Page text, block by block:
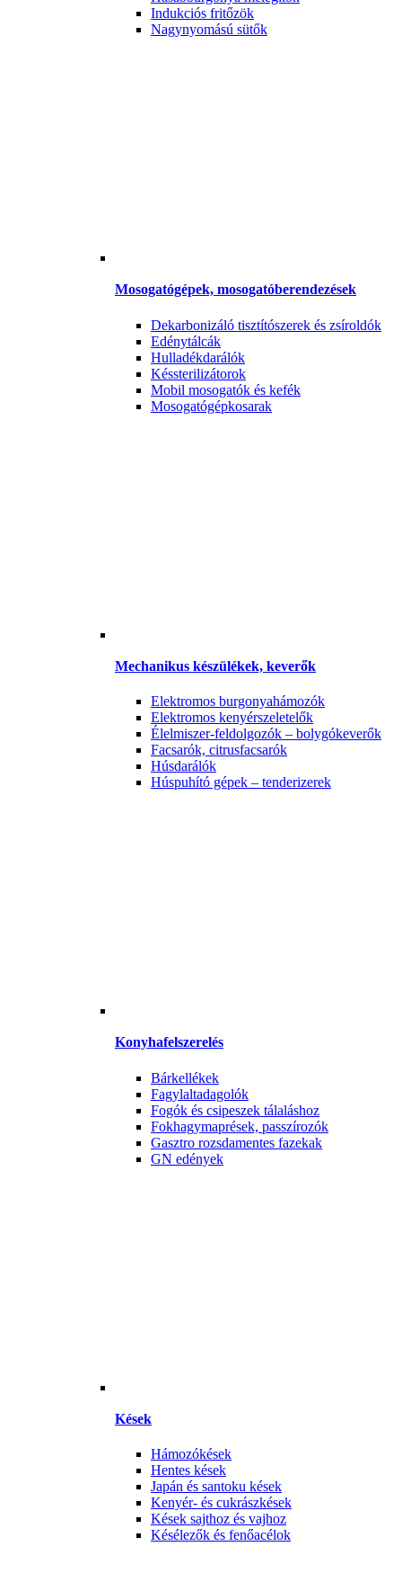
Indukciós fritőzök
Nagynyomású sütők
Mosogatógépek, mosogatóberendezések
Dekarbonizáló tisztítószerek és zsíroldók
Edénytálcák
Hulladékdarálók
Késsterilizátorok
Mobil mosogatók és kefék
Mosogatógépkosarak
Mechanikus készülékek, keverők
Elektromos burgonyahámozók
Elektromos kenyérszeletelők
Élelmiszer-feldolgozók – bolygókeverők
Facsarók, citrusfacsarók
Húsdarálók
Húspuhító gépek – tenderizerek
Konyhafelszerelés
Bárkellékek
Fagylaltadagolók
Fogók és csipeszek tálaláshoz
Fokhagymaprések, passzírozók
Gasztro rozsdamentes fazekak
GN edények
Kések
Hámozókések
Hentes kések
Japán és santoku kések
Kenyér- és cukrászkések
Kések sajthoz és vajhoz
Késélezők és fenőacélok